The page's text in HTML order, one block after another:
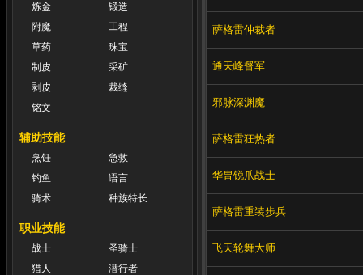
炼金
锻造
附魔
工程
草药
珠宝
制皮
采矿
剥皮
裁缝
铭文
辅助技能
烹饪
急救
钓鱼
语言
骑术
种族特长
职业技能
战士
圣骑士
猎人
潜行者
萨格雷仲裁者
通天峰督军
邪脉深渊魔
萨格雷狂热者
华胄锐爪战士
萨格雷重装步兵
飞天轮舞大师